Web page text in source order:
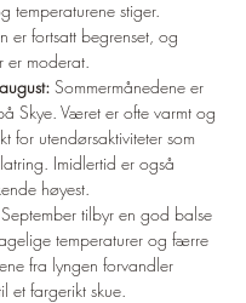
temperaturene stiger.
er fortsatt begrenset, og
er moderat.
Sommermånedene er
Skye. Været er ofte varmt og
for utendørsaktiviteter som
Imidlertid er også
høyest.
September tilbyr en god balse
temperaturer og færre
fra lyngen forvandler
et fargerikt skue.